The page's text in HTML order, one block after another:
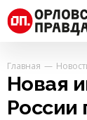
Главная
Новая
России